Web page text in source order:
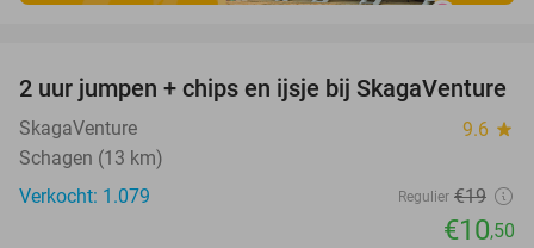
45%
2 uur jumpen + chips en ijsje bij SkagaVenture
SkagaVenture 9.6 star
Schagen (13 km)
Verkocht: 1.079
Regulier €19
€10,50